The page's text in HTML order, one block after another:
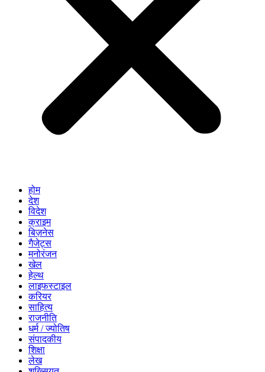
होम
देश
विदेश
क्राइम
बिज़नेस
गैजेट्स
मनोरंजन
खेल
हेल्थ
लाइफस्टाइल
करियर
साहित्य
राजनीति
धर्म / ज्योतिष
संपादकीय
शिक्षा
लेख